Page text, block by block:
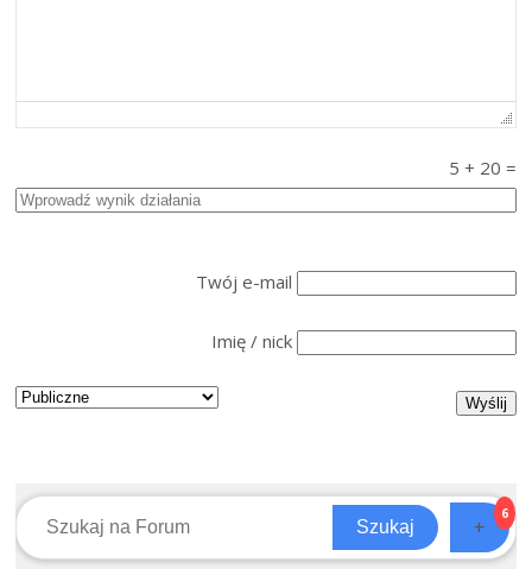
5 + 20 =
Twój e-mail
Imię / nick
Szukaj +
6